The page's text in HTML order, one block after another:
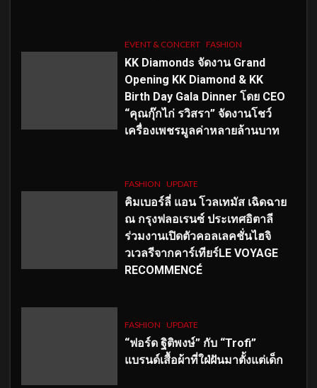
EVENT & CONCERT FASHION
KK Diamonds จัดงาน Grand
Opening KK Diamond & KK
Birth Day Gala Dinner โดย CEO
“คุณกุ๊กไก่ รวิสรา” จัดงานโชว์
เครื่องเพชรมูลค่าหลายล้านบาท
FASHION UPDATE
คิมเบอร์ลี่ แอน โวลเทมัส เฉิดฉาย
ณ กรุงฟลอเรนซ์ ประเทศอิตาลี
ร่วมงานเปิดตัวคอลเลคชั่นไฮจิ
วเวลรีจากคาร์เทียร์LE VOYAGE
RECOMMENCÉ
FASHION UPDATE
“ฟอร์ด ฐิติพงษ์” กับ “Trofi”
แบรนด์เสื้อผ้าที่ใฝ่ฝันมาตั้งแต่เด็ก